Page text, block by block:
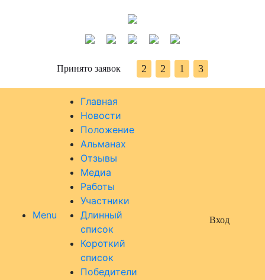
Принято заявок 2 2 1 3
Menu
Главная
Новости
Положение
Альманах
Отзывы
Медиа
Работы
Участники
Длинный
список
Короткий
список
Победители
Вход